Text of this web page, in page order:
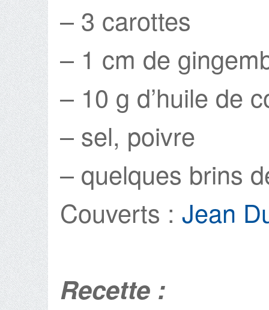
– 3 carottes
– 1 cm de
– 10 g d’huile de
– sel, poivre
– quelques brins
Couverts : Jean
Recette :